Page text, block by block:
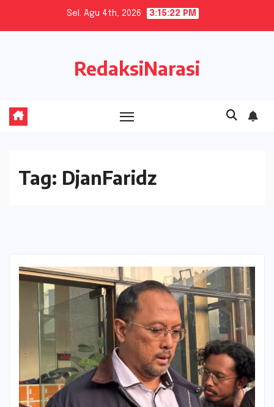
Sel. Agu 4th, 2026 3:15:22 PM
RedaksiNarasi
Tag: DjanFaridz